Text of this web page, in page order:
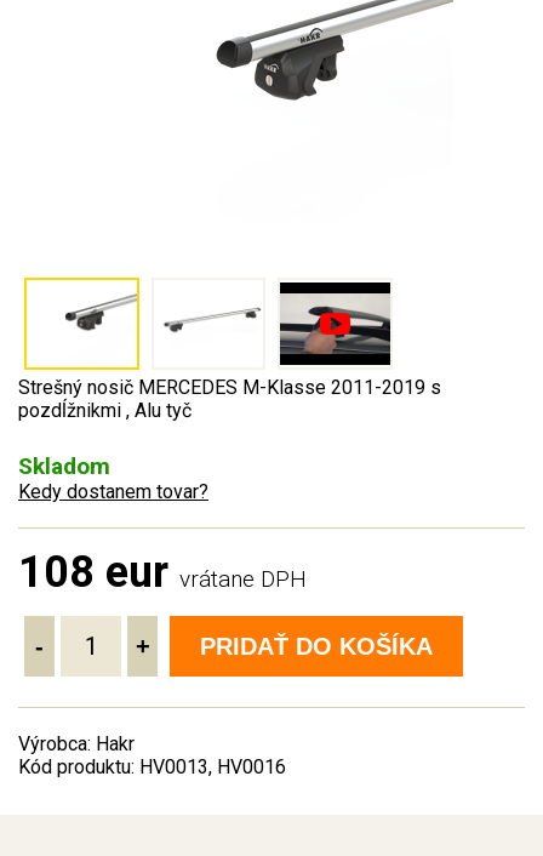
Strešný nosič MERCEDES M-Klasse 2011-2019 s
pozdĺžnikmi , Alu tyč
Skladom
Kedy dostanem tovar?
108 eur vrátane DPH
- + PRIDAŤ DO KOŠÍKA
Výrobca: Hakr
Kód produktu: HV0013, HV0016